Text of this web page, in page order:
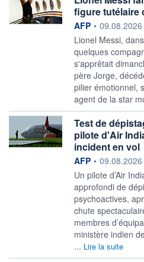
figure tutélaire
information
AFP • 09.08.2026
Lionel Messi,
quelques
s'apprêtait
père Jorge,
pilier émotionnel,
agent de la star
Test de
pilote d'Air
incident en vol
information
AFP • 09.08.2026
Un pilote d’Air
approfondi de
psychoactives,
chute
membres
ministère indien
... Lire la suite